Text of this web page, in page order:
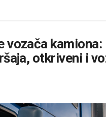
otkriveni i